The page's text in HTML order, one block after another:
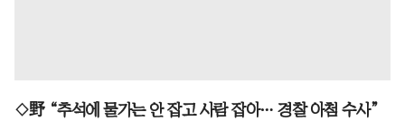
◇野 “추석에 물가는 안 잡고 사람 잡아… 경찰 아첨 수사”